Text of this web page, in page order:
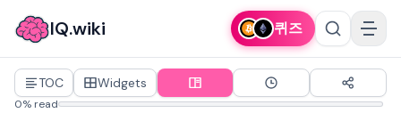
IQ.wiki 퀴즈
TOC Widgets
0% read